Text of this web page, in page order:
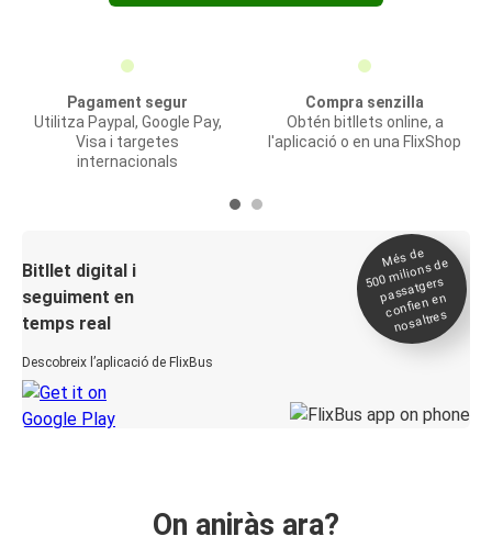
Pagament segur
Utilitza Paypal, Google Pay,
Visa i targetes
internacionals
Compra senzilla
Obtén bitllets online, a
l'aplicació o en una FlixShop
Bitllet digital i
seguiment en
temps real
Descobreix l’aplicació de FlixBus
Més de
500
milions de
passatgers
confien en
nosaltres
On aniràs ara?